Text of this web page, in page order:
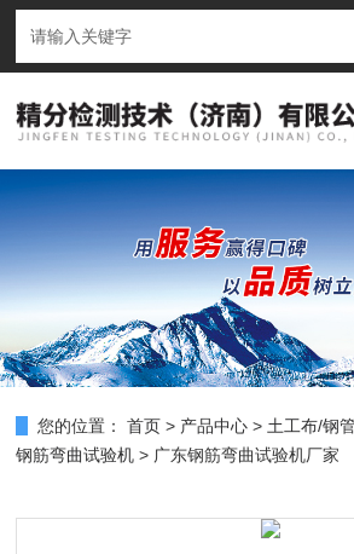
您的位置： 首页 > 产品中心 > 土工布/钢
钢筋弯曲试验机 > 广东钢筋弯曲试验机厂家